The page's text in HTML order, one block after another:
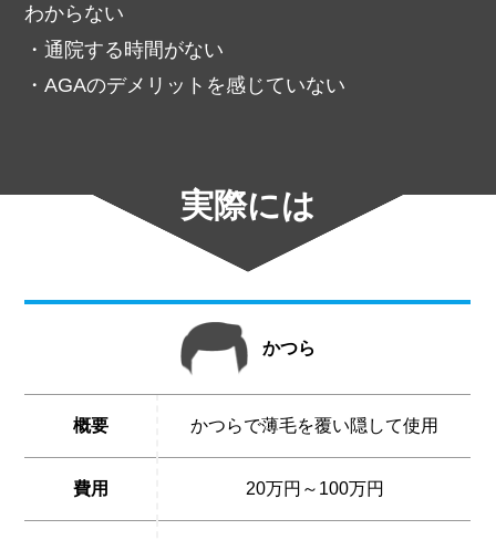
わからない
通院する時間がない
AGAのデメリットを感じていない
実際には
かつら
概要 かつらで薄毛を覆い隠して使用
費用 20万円～100万円